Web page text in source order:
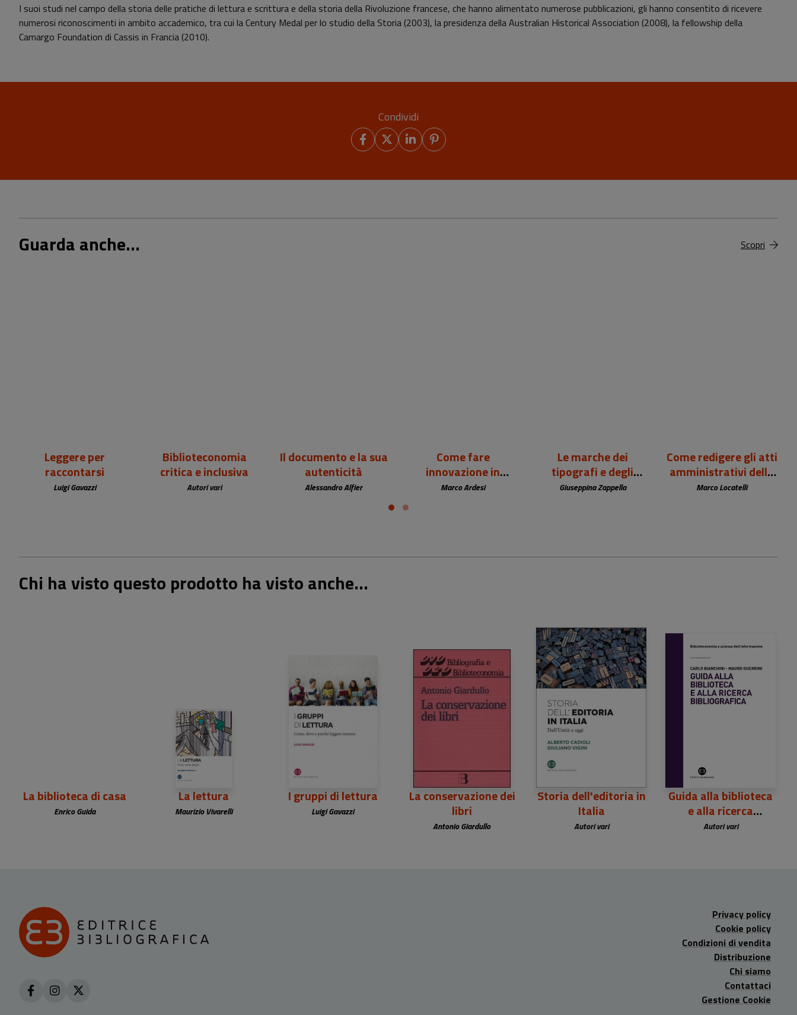
I suoi studi nel campo della storia delle pratiche di lettura e scrittura e della storia della Rivoluzione francese, che hanno alimentato numerose pubblicazioni, gli hanno consentito di ricevere
numerosi riconoscimenti in ambito accademico, tra cui la Century Medal per lo studio della Storia (2003), la presidenza della Australian Historical Association (2008), la fellowship della
Camargo Foundation di Cassis in Francia (2010).
Condividi
Guarda anche... Scopri
Leggere per
raccontarsi
Luigi Gavazzi
Biblioteconomia
critica e inclusiva
Autori vari
Il documento e la sua
autenticità
Alessandro Alfier
Come fare
innovazione in
biblioteca
Marco Ardesi
Le marche dei
tipografi e degli
editori europei (sec.
Giuseppina Zappella
Come redigere gli atti
amministrativi della
biblioteca
Marco Locatelli
Chi ha visto questo prodotto ha visto anche...
La biblioteca di casa
Enrico Guida
29,50 €
La lettura
Maurizio Vivarelli
24,00 €
I gruppi di lettura
Luigi Gavazzi
La conservazione dei
libri
Antonio Giardullo
24,00 €
Storia dell'editoria in
Italia
Autori vari
Guida alla biblioteca
e alla ricerca
bibliografica
Autori vari
Privacy policy
Cookie policy
Condizioni di vendita
Distribuzione
Chi siamo
Contattaci
Gestione Cookie